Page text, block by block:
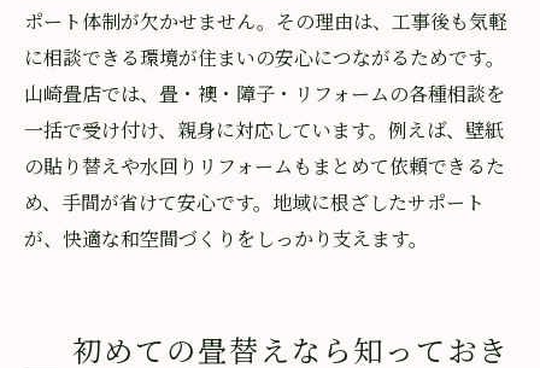
ポート体制が欠かせません。その理由は、工事後も気軽
に相談できる環境が住まいの安心につながるためです。
山崎畳店では、畳・襖・障子・リフォームの各種相談を
一括で受け付け、親身に対応しています。例えば、壁紙
の貼り替えや水回りリフォームもまとめて依頼できるた
め、手間が省けて安心です。地域に根ざしたサポート
が、快適な和空間づくりをしっかり支えます。
初めての畳替えなら知っておき